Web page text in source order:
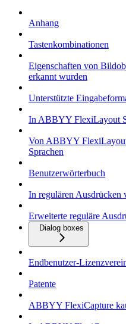
Anhang
Tastenkombinationen
Eigenschaften von
erkannt wurden
Unterstützte
In ABBYY FlexiLayout
Von ABBYY
Sprachen
Benutzerwörterbuch
In regulären Ausdrücken
Erweiterte reguläre
Dialog boxes
Endbenutzer-
Patente
ABBYY FlexiCapture